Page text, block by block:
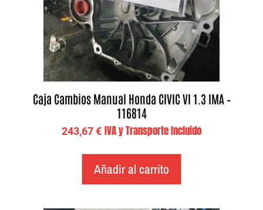
Caja Cambios Manual Honda CIVIC VI 1.3 IMA –
116814
243,67€ IVA y Transporte Incluido
Añadir al carrito